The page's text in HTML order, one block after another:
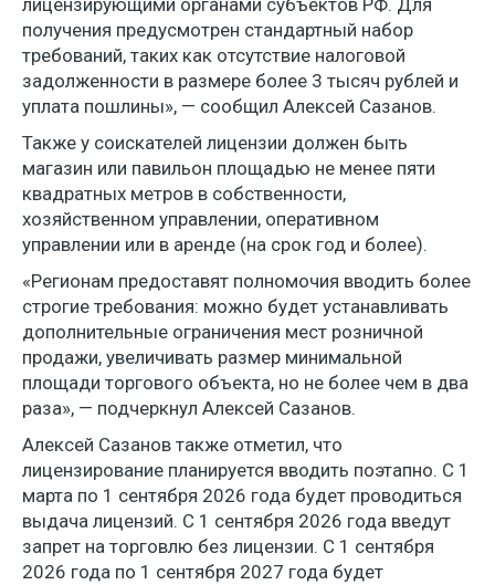
лицензирующими органами субъектов РФ. Для
получения предусмотрен стандартный набор
требований, таких как отсутствие налоговой
задолженности в размере более 3 тысяч рублей и
уплата пошлины», — сообщил Алексей Сазанов.
Также у соискателей лицензии должен быть
магазин или павильон площадью не менее пяти
квадратных метров в собственности,
хозяйственном управлении, оперативном
управлении или в аренде (на срок год и более).
«Регионам предоставят полномочия вводить более
строгие требования: можно будет устанавливать
дополнительные ограничения мест розничной
продажи, увеличивать размер минимальной
площади торгового объекта, но не более чем в два
раза», — подчеркнул Алексей Сазанов.
Алексей Сазанов также отметил, что
лицензирование планируется вводить поэтапно. С 1
марта по 1 сентября 2026 года будет проводиться
выдача лицензий. С 1 сентября 2026 года введут
запрет на торговлю без лицензии. С 1 сентября
2026 года по 1 сентября 2027 года будет